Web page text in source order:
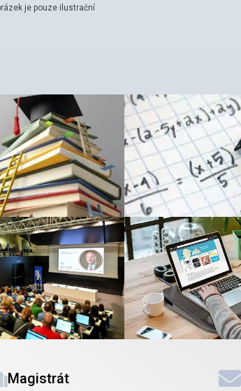
je pouze ilustrační
Magistrát